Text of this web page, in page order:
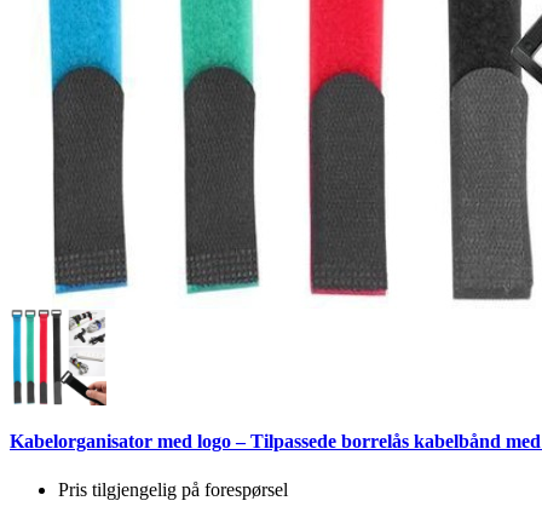
Kabelorganisator med logo – Tilpassede borrelås kabelbånd
Pris tilgjengelig på forespørsel